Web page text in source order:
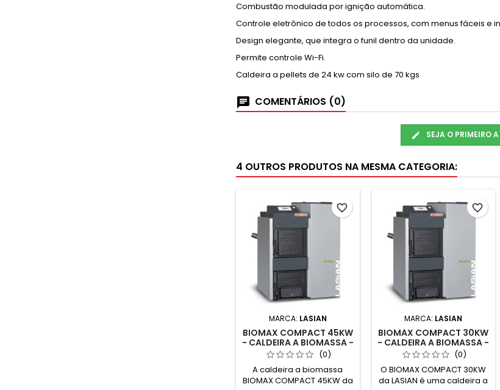
Combustão modulada por ignição automática.
Controle eletrônico de todos os processos, com menus fáceis
Design elegante, que integra o funil dentro da unidade.
Permite controle Wi-Fi.
Caldeira a pellets de 24 kw com silo de 70 kgs
COMENTÁRIOS (0)
SEJA O PRIMEIRO
4 OUTROS PRODUTOS NA MESMA CATEGORIA:
MARCA: LASIAN
BIOMAX COMPACT 45KW
- CALDEIRA A BIOMASSA -
LASIAN (0)
A caldeira a biomassa
BIOMAX COMPACT 45KW da
favorite_border
MARCA: LASIAN
BIOMAX COMPACT 30KW
- CALDEIRA A BIOMASSA -
LASIAN (0)
O BIOMAX COMPACT 30KW
da LASIAN é uma caldeira a
favorite_border